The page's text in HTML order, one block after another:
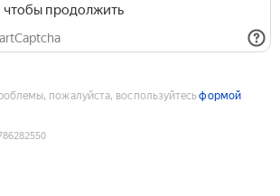
продолжить
пожалуйста, воспользуйтесьформой